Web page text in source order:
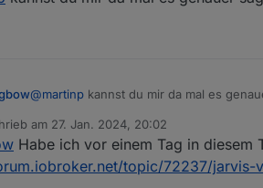
@martinp kannst du mir da mal es
am 27. Jan. 2024, 20:02
editiert von
Habe ich vor einem Tag in diesem
topic/72237/jarvis-